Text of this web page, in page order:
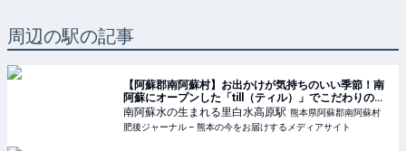
周辺の駅の記事
【阿蘇郡南阿蘇村】お出かけが気持ちのいい季節！南
阿蘇にオープンした「till（ティル）」でこだわりのド
リンク＆フードはいかが？ | 肥後ジャーナル – 熊本の
今をお届けするメディアサイト
南阿蘇水の生まれる里白水高原駅 熊本県阿蘇郡南阿蘇村
肥後ジャーナル – 熊本の今をお届けするメディアサイト